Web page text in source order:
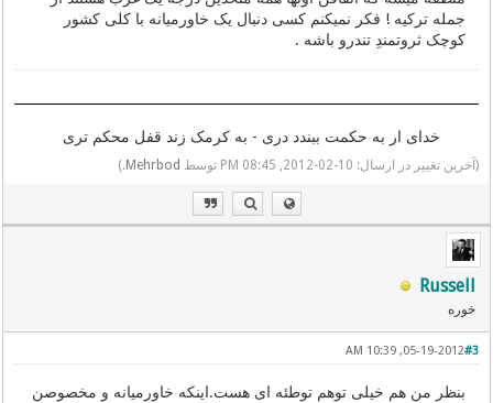
جمله ترکیه ! فکر نمیکنم کسی دنبال یک خاورمیانه با کلی کشور
کوچک ثروتمندِ تندرو باشه .
خدای ار به حکمت ببندد دری - به کرمک زند قفل محکم تری
(آخرین تغییر در ارسال: 10-02-2012, 08:45 PM توسط Mehrbod
.)
Russell
خوره
#3
05-19-2012, 10:39 AM
بنظر من هم خیلی توهم توطئه ای هست.اینکه خاورمیانه و مخصوصن